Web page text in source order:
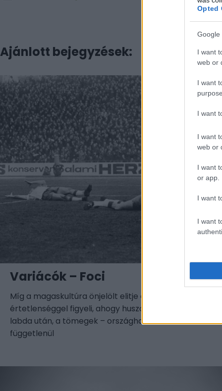
Opted
Google
I want
web or
I want
I want
I want
web or
I want
or app.
I want
I want
Ajánlott bejegyzések:
Variácók – Foci
Míg a magaskultúra önjelölt elitje évszázadok óta
értetlenséggel figyeli, ahogy huszonkét ember lohol egy
labda után, a tömegek – országhatártól és GDP-től
függetlenül